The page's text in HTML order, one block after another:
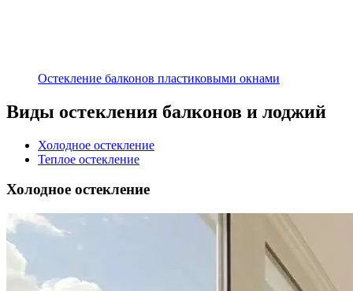
Остекление балконов пластиковыми окнами
Виды остекления балконов и лоджий
Холодное остекление
Теплое остекление
Холодное остекление